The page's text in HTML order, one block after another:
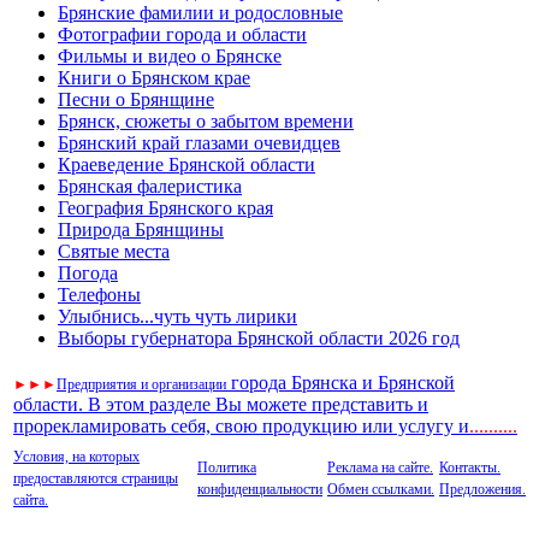
Брянские фамилии и родословные
Фотографии города и области
Фильмы и видео о Брянске
Книги о Брянском крае
Песни о Брянщине
Брянск, сюжеты о забытом времени
Брянский край глазами очевидцев
Краеведение Брянской области
Брянская фалеристика
География Брянского края
Природа Брянщины
Святые места
Погода
Телефоны
Улыбнись...чуть чуть лирики
Выборы губернатора Брянской области 2026 год
► ► ►Предприятия и организации города Брянска и Брянской
области. В этом разделе Вы можете представить и
прорекламировать себя, свою продукцию или услугу и..........
Условия, на которых
предоставляются страницы
сайта.
Политика
конфиденциальности
Реклама на сайте.
Обмен ссылками.
Контакты.
Предложения.